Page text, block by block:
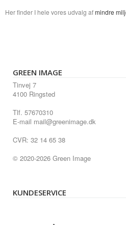
Her finder I hele vores udvalg afmindre
GREEN IMAGE
Tinvej 7
4100 Ringsted
Tlf. 57670310
E-mail mail@greenimage.dk
CVR: 32 14 65 38
© 2020-2026 Green Image
KUNDESERVICE